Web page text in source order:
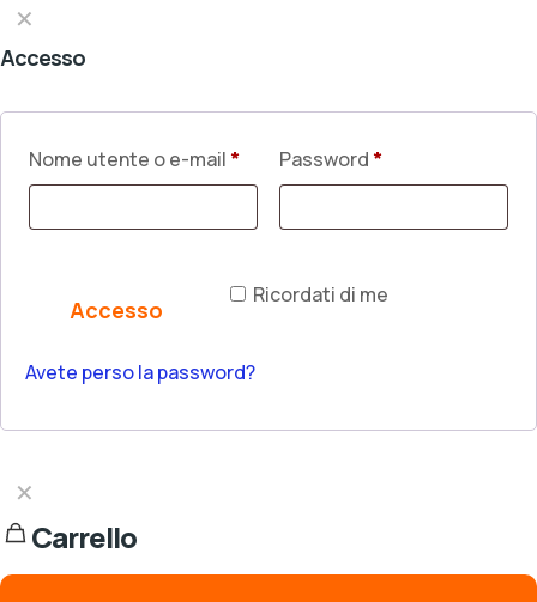
✕
Accesso
Nome utente o e-mail * Password *
Ricordati di me
Accesso
Avete perso la password?
✕
Carrello